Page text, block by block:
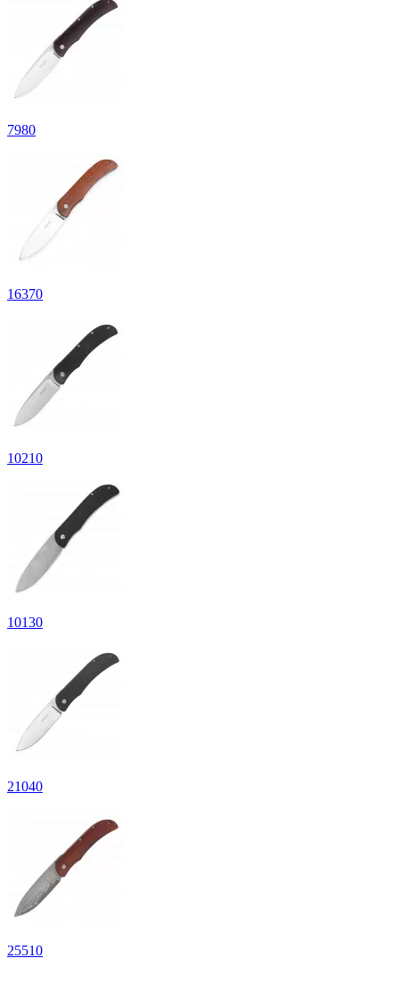
7980
16370
10210
10130
21040
25510